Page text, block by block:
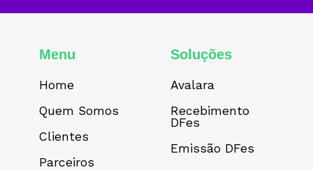
Menu
Home
Quem Somos
Clientes
Parceiros
Soluções
Avalara
Recebimento
DFes
Emissão DFes